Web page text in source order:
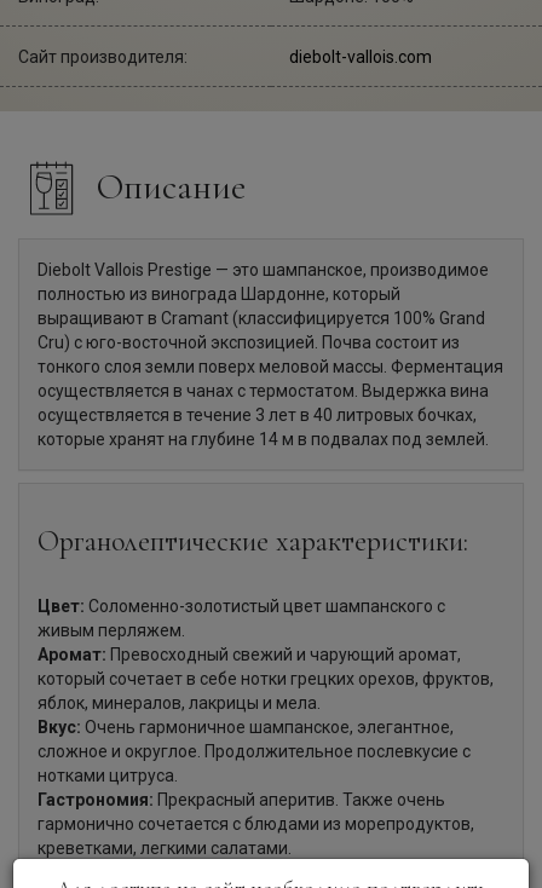
Сайт производителя: diebolt-vallois.com
Описание
Diebolt Vallois Prestige — это шампанское, производимое
полностью из винограда Шардонне, который
выращивают в Cramant (классифицируется 100% Grand
Cru) с юго-восточной экспозицией. Почва состоит из
тонкого слоя земли поверх меловой массы. Ферментация
осуществляется в чанах с термостатом. Выдержка вина
осуществляется в течение 3 лет в 40 литровых бочках,
которые хранят на глубине 14 м в подвалах под землей.
Органолептические характеристики:
Цвет: Соломенно-золотистый цвет шампанского с
живым перляжем.
Аромат: Превосходный свежий и чарующий аромат,
который сочетает в себе нотки грецких орехов, фруктов,
яблок, минералов, лакрицы и мела.
Вкус: Очень гармоничное шампанское, элегантное,
сложное и округлое. Продолжительное послевкусие с
нотками цитруса.
Гастрономия: Прекрасный аперитив. Также очень
гармонично сочетается с блюдами из морепродуктов,
креветками, легкими салатами.